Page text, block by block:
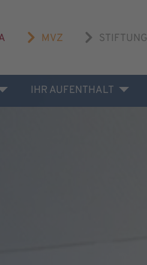
MVZ STIFTUNG
IHR AUFENTHALT